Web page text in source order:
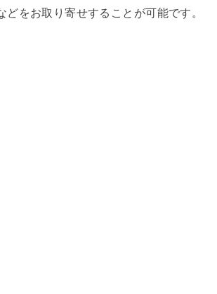
どをお取り寄せすることが可能です。